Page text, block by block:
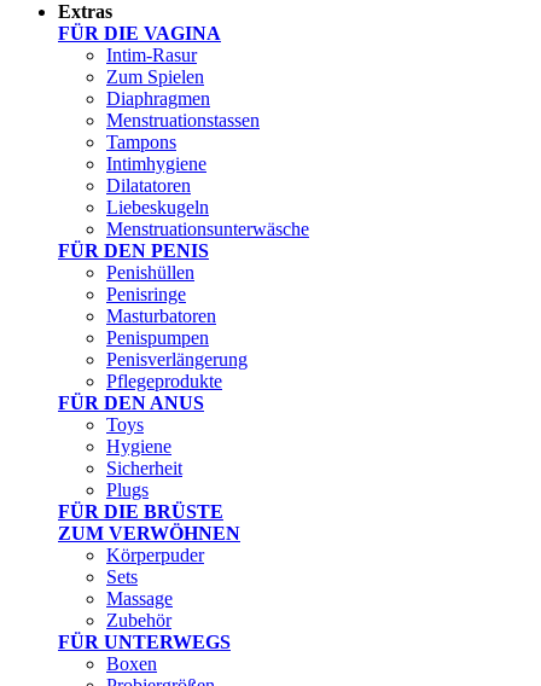
Extras
FÜR DIE VAGINA
Intim-Rasur
Zum Spielen
Diaphragmen
Menstruationstassen
Tampons
Intimhygiene
Dilatatoren
Liebeskugeln
Menstruationsunterwäsche
FÜR DEN PENIS
Penishüllen
Penisringe
Masturbatoren
Penispumpen
Penisverlängerung
Pflegeprodukte
FÜR DEN ANUS
Toys
Hygiene
Sicherheit
Plugs
FÜR DIE BRÜSTE
ZUM VERWÖHNEN
Körperpuder
Sets
Massage
Zubehör
FÜR UNTERWEGS
Boxen